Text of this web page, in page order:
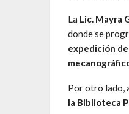
La Lic. Mayra
donde se
expedición
Por otro lado,
la Biblioteca